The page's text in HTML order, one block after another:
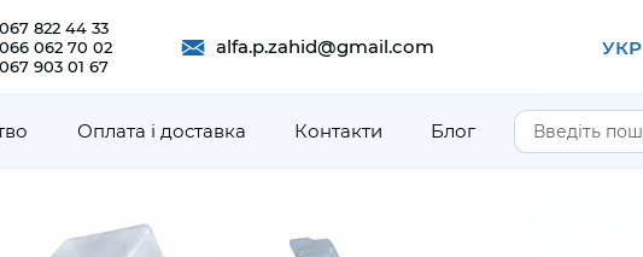
822 44 33
062 70 02
903 01 67
alfa.p.zahid@gmail.com УКР
Оплата і доставка Контакти Блог